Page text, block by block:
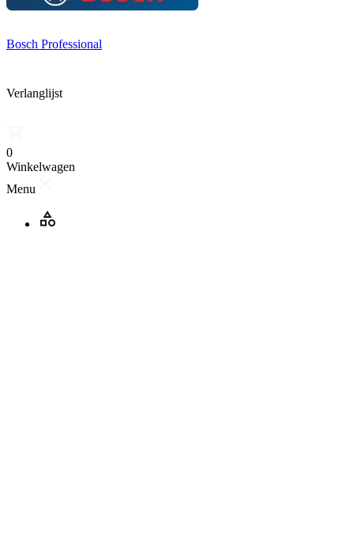
Bosch Professional
Verlanglijst
0
Winkelwagen
Menu